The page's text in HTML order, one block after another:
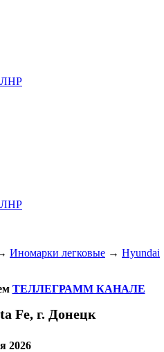
ЛНР
ЛНР
Иномарки легковые → Hyundai
ТЕЛЛЕГРАММ КАНАЛЕ
Fe, г. Донецк
2026